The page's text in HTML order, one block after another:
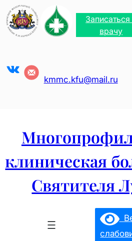
Перейти
содержимому
Записаться
врачу
VK kmmc.kfu@mail.ru
клиническая
Святителя